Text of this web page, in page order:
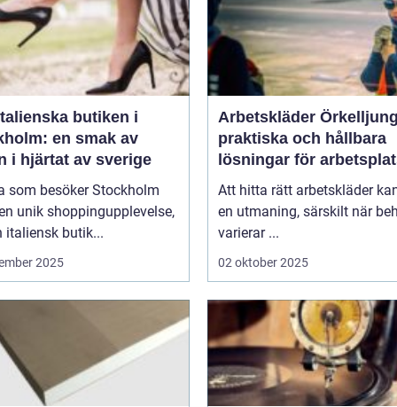
butiken i
en smak av
i hjärtat av sverige
som besöker Stockholm
unik shoppingupplevelse,
italiensk butik...
2025
Arbetskläder
praktiska och hållbara
lösningar för
Att hitta rätt arbetskläder
en utmaning, särskilt när
varierar ...
02 oktober 2025